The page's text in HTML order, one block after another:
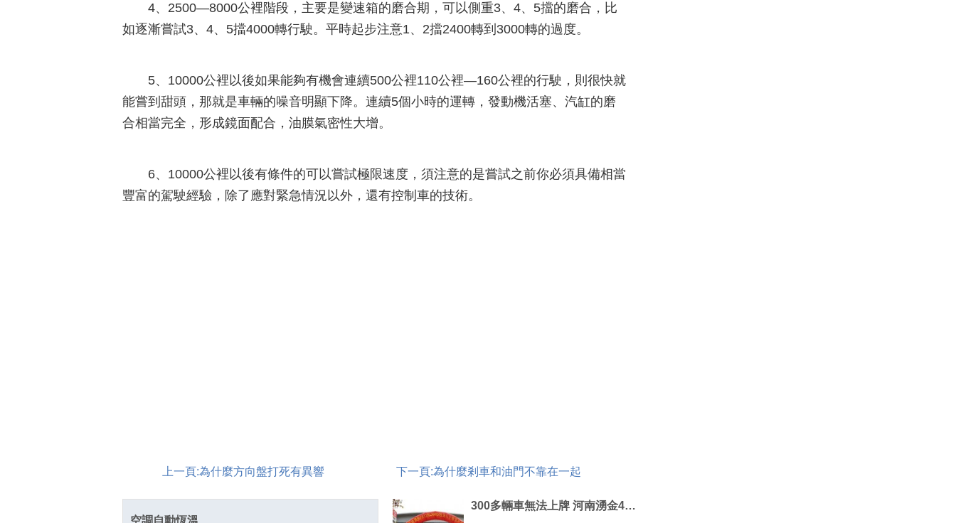
4、2500—8000公裡階段，主要是變速箱的磨合期，可以側重3、4、5擋的磨合，比
如逐漸嘗試3、4、5擋4000轉行駛。平時起步注意1、2擋2400轉到3000轉的過度。
5、10000公裡以後如果能夠有機會連續500公裡110公裡—160公裡的行駛，則很快就
能嘗到甜頭，那就是車輛的噪音明顯下降。連續5個小時的運轉，發動機活塞、汽缸的磨
合相當完全，形成鏡面配合，油膜氣密性大增。
6、10000公裡以後有條件的可以嘗試極限速度，須注意的是嘗試之前你必須具備相當
豐富的駕駛經驗，除了應對緊急情況以外，還有控制車的技術。
上一頁:為什麼方向盤打死有異響 下一頁:為什麼剎車和油門不靠在一起
空調自動恆溫
300多輛車無法上牌 河南湧金4S店欠錢拿報關單抵押跑路